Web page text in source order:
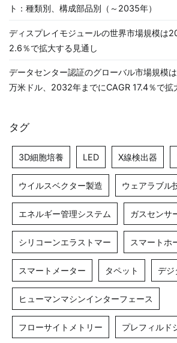
ト：種類別、構成部品別（～2035年）
ディスプレイモジュールの世界市場規模は
2.6％で拡大する見通し
データセンター認証のグローバル市場規模
万米ドル、2032年までにCAGR 17.4％で拡
タグ
3D細胞培養 LED X線検出器
ウイルスベクター製造 ウェアラブル
エネルギー管理システム ガスセンサ
シリコーンエラストマー スマートホ
スマートメーター タペット デジ
ヒューマンマシンインターフェース
フローサイトメトリー プレフィルド